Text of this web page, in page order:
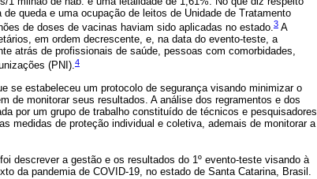
queda e uma ocupação de leitos de Unidade de Tratamento
de doses de vacinas haviam sido aplicadas no estado.3 A
em ordem decrescente, e, na data do evento-teste, a
atrás de profissionais de saúde, pessoas com comorbidades,
(PNI).4
se estabeleceu um protocolo de segurança visando minimizar o
de monitorar seus resultados. A análise dos regramentos e dos
por um grupo de trabalho constituído de técnicos e pesquisadores
medidas de proteção individual e coletiva, ademais de monitorar a
descrever a gestão e os resultados do 1º evento-teste visando à
da pandemia de COVID-19, no estado de Santa Catarina, Brasil.